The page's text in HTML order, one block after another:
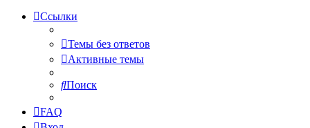
Ссылки
Темы без ответов
Активные темы
Поиск
FAQ